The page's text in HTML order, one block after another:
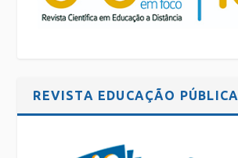
REVISTA EDUCAÇÃO PÚBLICA